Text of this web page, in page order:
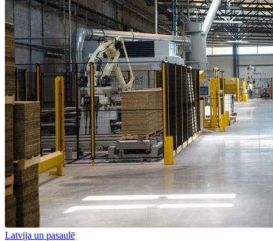
Latvija un pasaulē